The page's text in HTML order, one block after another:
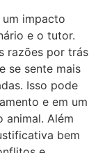
impacto
e o tutor.
razões por trás
se sente mais
Isso pode
e em um
animal. Além
bem